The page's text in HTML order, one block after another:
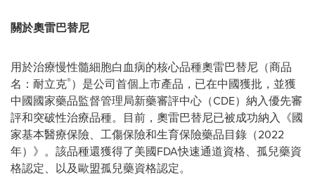
關於奧雷巴替尼
用於治療慢性髓細胞白血病的核心品種奧雷巴替尼（商品
名：耐立克®）是公司首個上市產品，已在中國獲批，並獲
中國國家藥品監督管理局新藥審評中心（CDE）納入優先審
評和突破性治療品種。目前，奧雷巴替尼已被成功納入《國
家基本醫療保險、工傷保險和生育保險藥品目錄（2022
年）》。該品種還獲得了美國FDA快速通道資格、孤兒藥資
格認定、以及歐盟孤兒藥資格認定。